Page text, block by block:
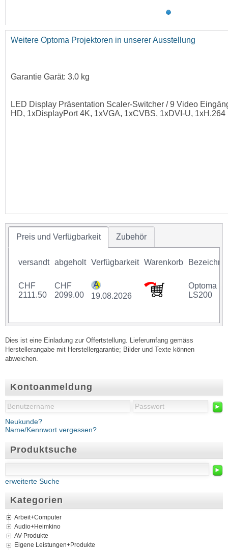
Kontoanmeldung
►
Neukunde?
Name/Kennwort vergessen?
Produktsuche
►
erweiterte Suche
Kategorien
Arbeit+Computer
Audio+Heimkino
AV-Produkte
Eigene Leistungen+Produkte
Weitere Optoma Projektoren in unserer Ausstellung
Garantie Garät: 3.0 kg
LED Display Präsentation Scaler-Switcher / 9 Video
HD, 1xDisplayPort 4K, 1xVGA, 1xCVBS, 1xDVI-U,
Preis und Verfügbarkeit Zubehör
versandt abgeholt Verfügbarkeit Warenkorb
CHF
2111.50
CHF
2099.00
19.08.2026
Optoma
LS200
Dies ist eine Einladung zur Offertstellung. Lieferumfang gemäss
Herstellerangabe mit Herstellergarantie; Bilder und Texte können
abweichen.